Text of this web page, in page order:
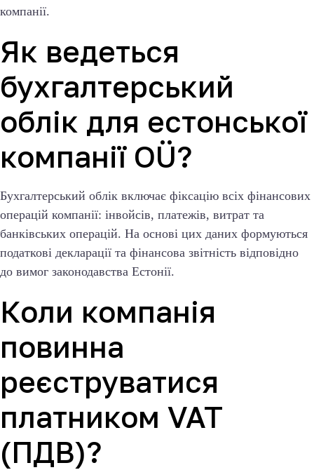
компанії.
Як ведеться
бухгалтерський
облік для естонської
компанії OÜ?
Бухгалтерський облік включає фіксацію всіх фінансових
операцій компанії: інвойсів, платежів, витрат та
банківських операцій. На основі цих даних формуються
податкові декларації та фінансова звітність відповідно
до вимог законодавства Естонії.
Коли компанія
повинна
реєструватися
платником VAT
(ПДВ)?